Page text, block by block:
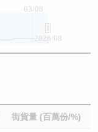
03/08
2026/08
街貨量 (百萬份/%)